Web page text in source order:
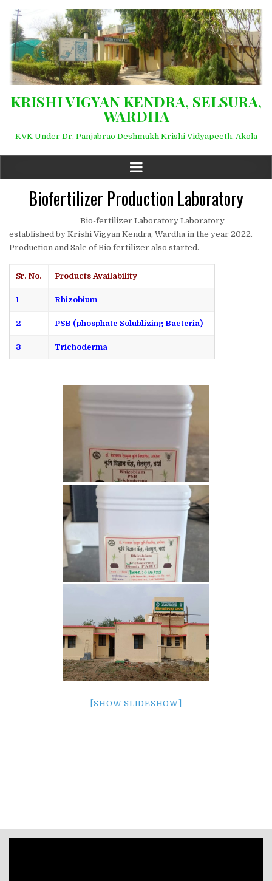
KRISHI VIGYAN KENDRA, SELSURA,
WARDHA
KVK Under Dr. Panjabrao Deshmukh Krishi Vidyapeeth, Akola
Biofertilizer Production Laboratory
Bio-fertilizer Laboratory Laboratory
established by Krishi Vigyan Kendra, Wardha in the year 2022.
Production and Sale of Bio fertilizer also started.
Sr. No. Products Availability
1 Rhizobium
2 PSB (phosphate Solublizing Bacteria)
3 Trichoderma
[SHOW SLIDESHOW]